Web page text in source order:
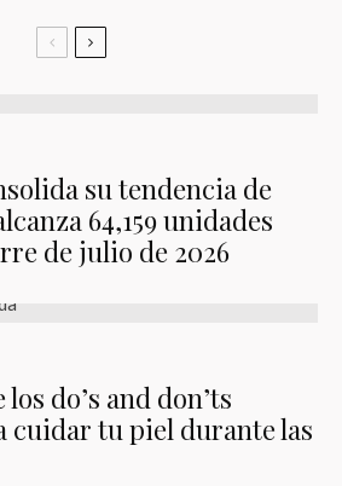
su tendencia de
64,159 unidades
de julio de 2026
do’s and don’ts
cuidar tu piel durante las